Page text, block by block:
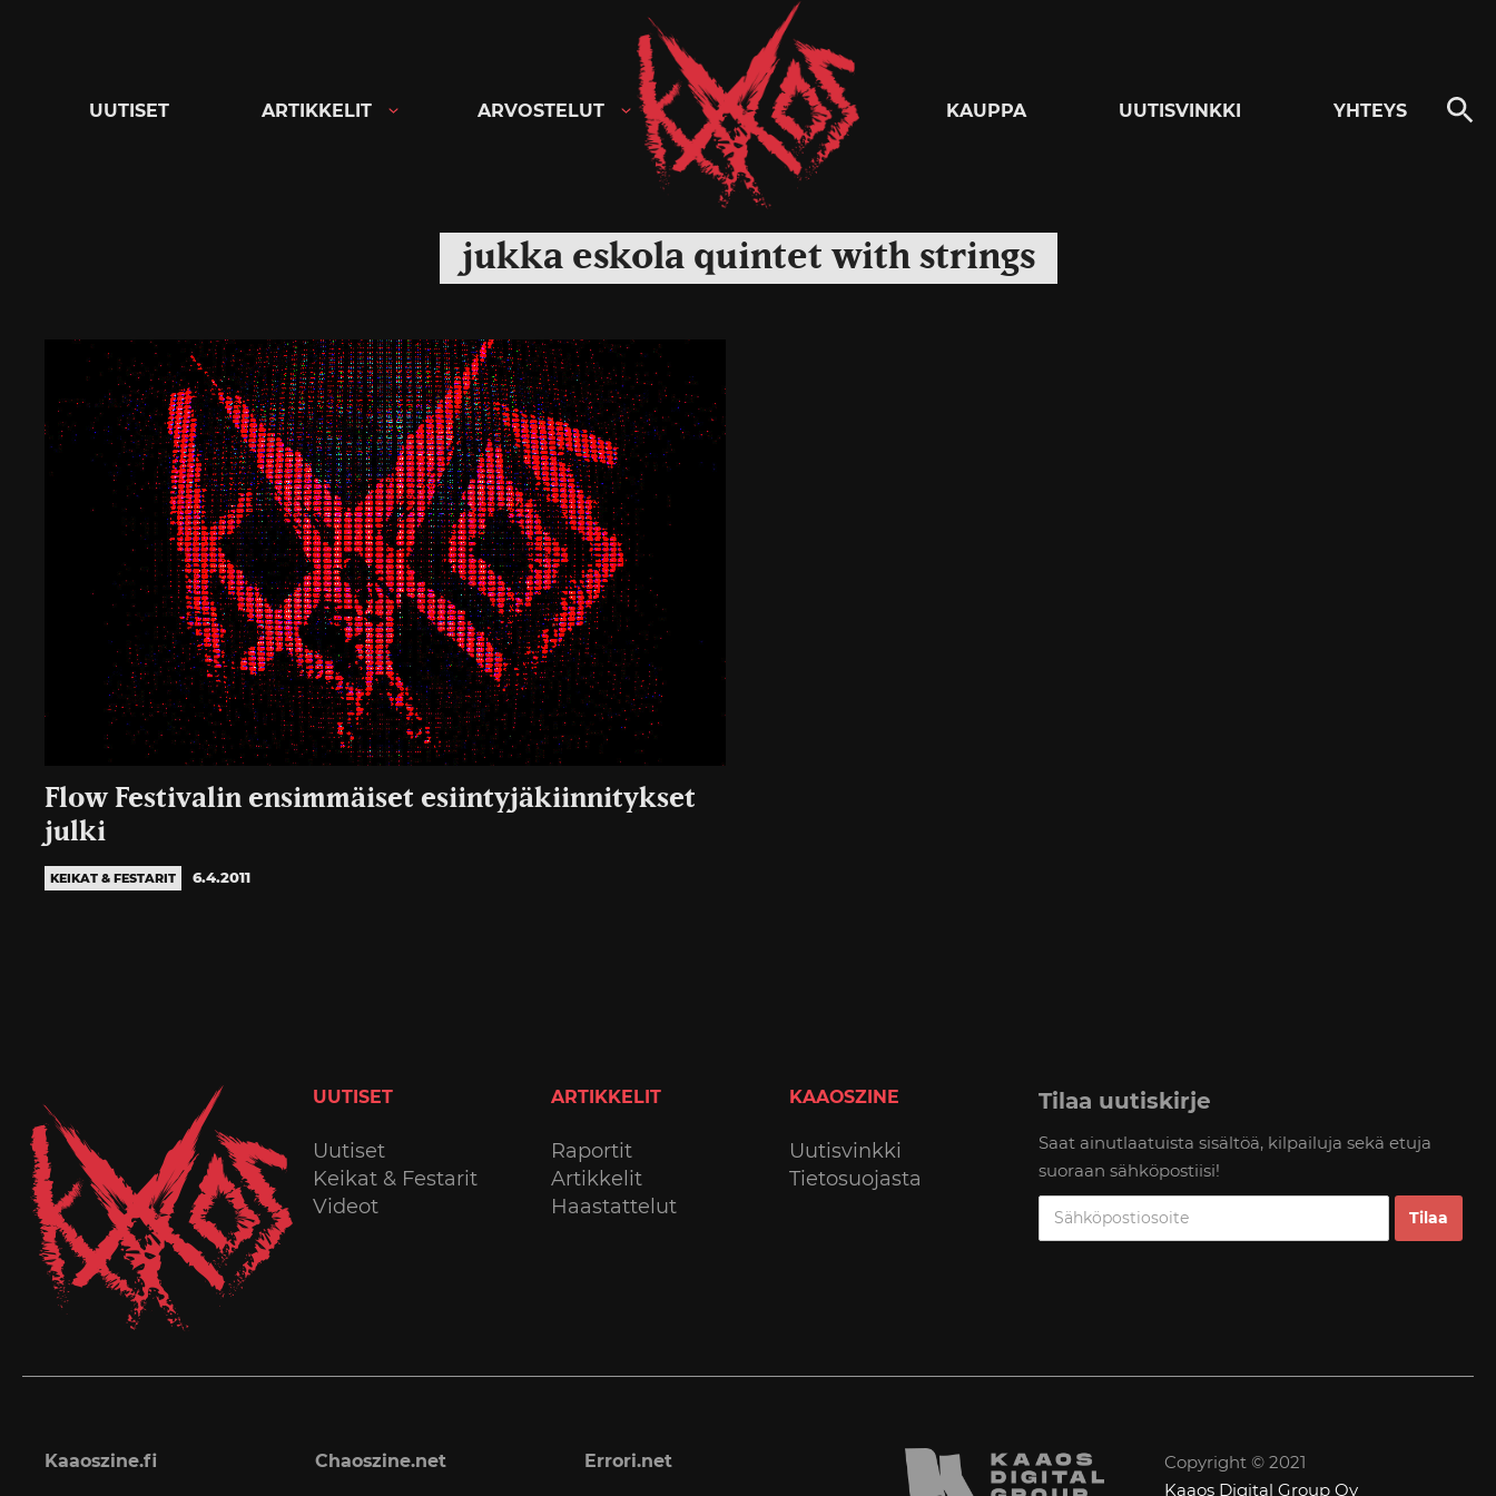
Kaaoszine
UUTISET ARTIKKELIT ARVOSTELUT KAUPPA UUTISVINKKI YHTEYS
jukka eskola quintet with strings
Flow Festivalin ensimmäiset esiintyjäkiinnitykset
julki
KEIKAT & FESTARIT 6.4.2011
UUTISET
Uutiset
Keikat & Festarit
Videot
ARTIKKELIT
Raportit
Artikkelit
Haastattelut
KAAOSZINE
Uutisvinkki
Tietosuojasta
Tilaa uutiskirje
Saat ainutlaatuista sisältöä, kilpailuja sekä etuja
suoraan sähköpostiisi!
Kaaoszine.fi Chaoszine.net Errori.net
Copyright © 2021
Kaaos Digital Group Oy